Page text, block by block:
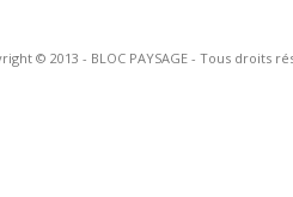
© 2013 - BLOC PAYSAGE - Tous droits